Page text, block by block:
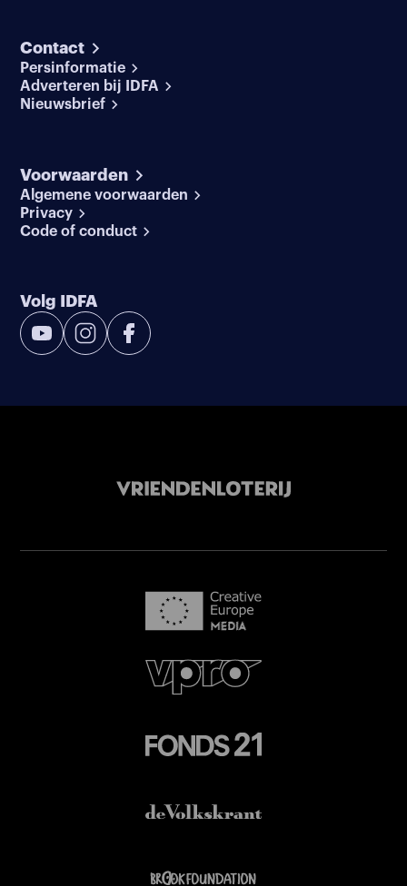
Contact
Persinformatie
Adverteren bij IDFA
Nieuwsbrief
Voorwaarden
Algemene voorwaarden
Privacy
Code of conduct
Volg IDFA